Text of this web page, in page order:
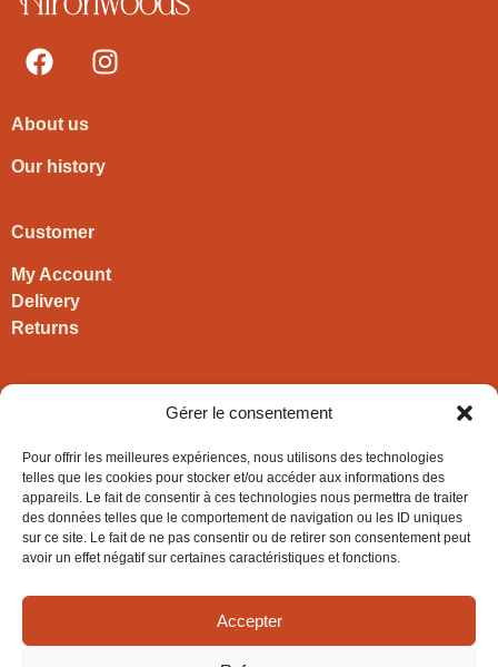
Gérer le consentement
Pour offrir les meilleures expériences, nous utilisons des technologies
telles que les cookies pour stocker et/ou accéder aux informations des
appareils. Le fait de consentir à ces technologies nous permettra de traiter
des données telles que le comportement de navigation ou les ID uniques
sur ce site. Le fait de ne pas consentir ou de retirer son consentement peut
avoir un effet négatif sur certaines caractéristiques et fonctions.
Accepter
About us
Our history
Customer
My Account
Delivery
Returns
+33 3 63 57 40 30
contact@hironwoods.com
5 chemin des Vignes
39600 Cramans
(Jura – FRANCE)